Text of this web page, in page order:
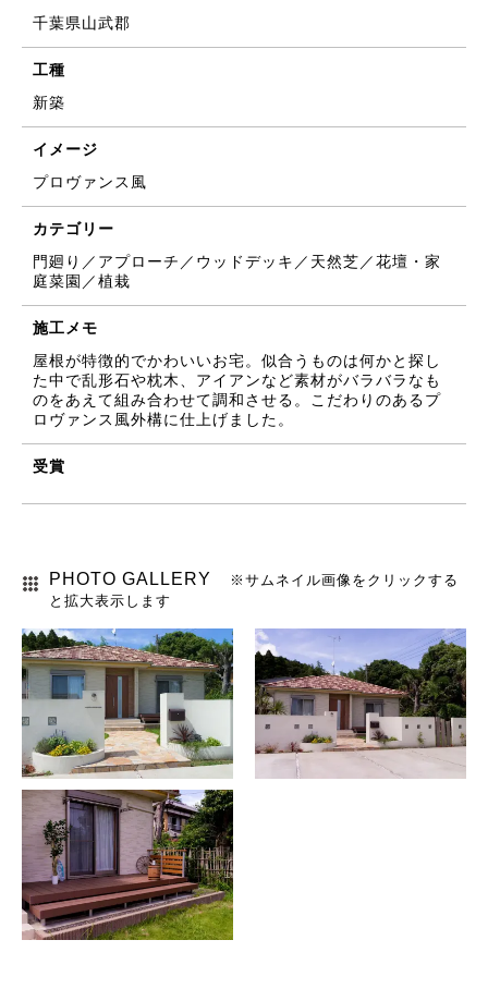
千葉県山武郡
工種
新築
イメージ
プロヴァンス風
カテゴリー
門廻り／アプローチ／ウッドデッキ／天然芝／花壇・家
庭菜園／植栽
施工メモ
屋根が特徴的でかわいいお宅。似合うものは何かと探し
た中で乱形石や枕木、アイアンなど素材がバラバラなも
のをあえて組み合わせて調和させる。こだわりのあるプ
ロヴァンス風外構に仕上げました。
受賞
PHOTO GALLERY
※サムネイル画像をクリックする
と拡大表示します